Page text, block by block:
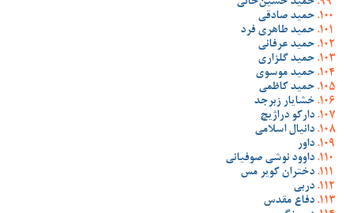
حمید حسین‌خانی
حمید صادقی
حمید طاهری فرد
حمید عرفانی
حمید گلزاری
حمید موسوی
حمید کاظمی
خشایار زبرجد
دارکو دراژیچ
دانیال اسلامی
داور
داوود نوشی صوفیانی
دختران کویر مس
دربی
دفاع مقدس